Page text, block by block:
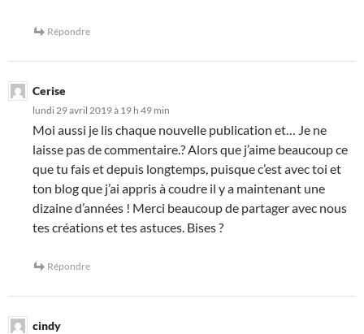
Répondre
Cerise
lundi 29 avril 2019 à 19 h 49 min
Moi aussi je lis chaque nouvelle publication et… Je ne
laisse pas de commentaire.? Alors que j’aime beaucoup ce
que tu fais et depuis longtemps, puisque c’est avec toi et
ton blog que j’ai appris à coudre il y a maintenant une
dizaine d’années ! Merci beaucoup de partager avec nous
tes créations et tes astuces. Bises ?
Répondre
cindy